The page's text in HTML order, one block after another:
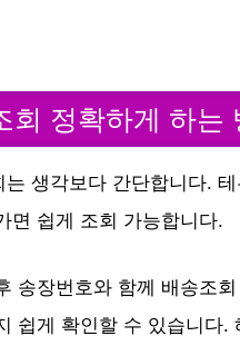
회 정확하게 하는
생각보다 간단합니다. 테
면 쉽게 조회 가능합니다.
송장번호와 함께 배송조
쉽게 확인할 수 있습니다